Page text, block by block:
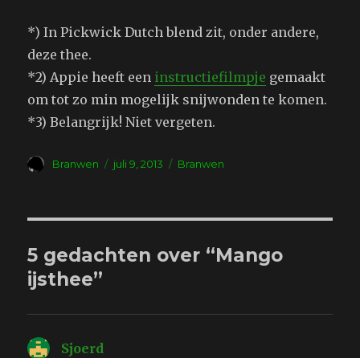
*) In Pickwick Dutch blend zit, onder andere,
deze thee.
*2) Appie heeft een instructiefilmpje gemaakt
om tot zo min mogelijk snijwonden te komen.
*3) Belangrijk! Niet vergeten.
Auteur
Branwen
Geplaatst
juli 9, 2013 Tags
Branwen
5 gedachten over “Mango
ijsthee”
Sjoerd